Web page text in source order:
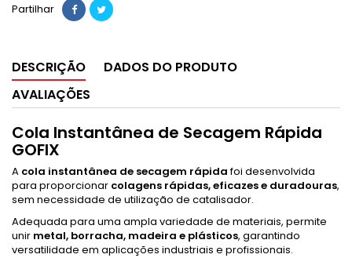
Partilhar
DESCRIÇÃO
DADOS DO PRODUTO
AVALIAÇÕES
Cola Instantânea de Secagem Rápida
GOFIX
A cola instantânea de secagem rápidafoi desenvolvida
para proporcionar colagens rápidas, eficazes e duradouras,
sem necessidade de utilização de catalisador.
Adequada para uma ampla variedade de materiais, permite
unir metal, borracha, madeira e plásticos, garantindo
versatilidade em aplicações industriais e profissionais.